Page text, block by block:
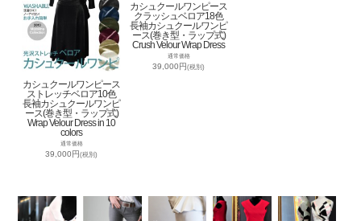
カシュクールワンピース
ストレッチベロア10色
長袖カシュクールワンピ
ース(巻き型・ラップ式)
Wrap Velour Dress in 10
colors
通常価格
39,000円(税別)
カシュクールワンピース
クラッシュベロア18色
長袖カシュクールワンピ
ース(巻き型・ラップ式)
Crush Velour Wrap Dress
通常価格
39,000円(税別)